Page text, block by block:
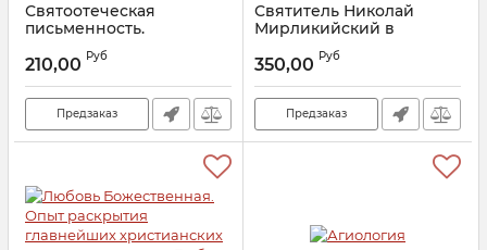
Святоотеческая
письменность.
Агиология.
Нравственное
Малков П.Ю. Никулина
Е.Н. протоиерей
Геннадий Егоров
210,00 Руб
Предзаказ
Святитель Николай
Мирликийский в
памятниках
письменности и
Артикул: 7748
350,00 Руб
Предзаказ